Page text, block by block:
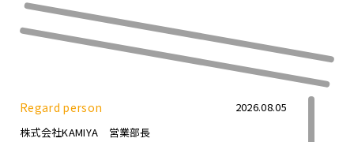
Regard person​
2026.08.05
株式会社KAMIYA 営業部長